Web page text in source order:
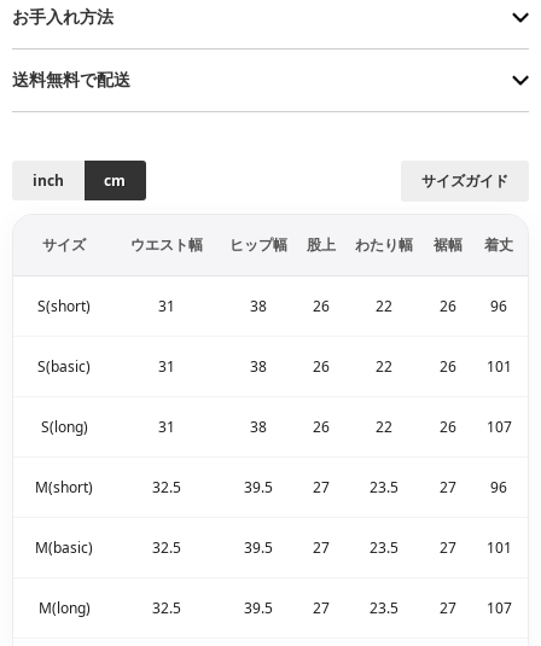
お手入れ方法
送料無料で配送
サイズガイド
inch cm
サイズ ウエスト幅 ヒップ幅 股上 わたり幅 裾幅 着丈
S(short) 31 38 26 22 26 96
S(basic) 31 38 26 22 26 101
S(long) 31 38 26 22 26 107
M(short) 32.5 39.5 27 23.5 27 96
M(basic) 32.5 39.5 27 23.5 27 101
M(long) 32.5 39.5 27 23.5 27 107